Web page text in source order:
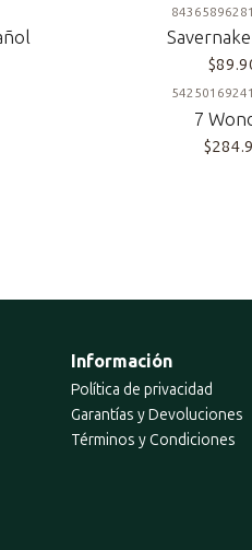
7
Información
Política de privacidad
Garantías y Devoluciones
Términos y Condiciones